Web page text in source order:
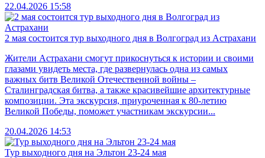
22.04.2026 15:58
2 мая состоится тур выходного дня в Волгоград из Астрахани
Жители Астрахани смогут прикоснуться к истории и своими
глазами увидеть места, где развернулась одна из самых
важных битв Великой Отечественной войны –
Сталинградская битва, а также красивейшие архитектурные
композиции. Эта экскурсия, приуроченная к 80-летию
Великой Победы, поможет участникам экскурсии...
20.04.2026 14:53
Тур выходного дня на Эльтон 23-24 мая